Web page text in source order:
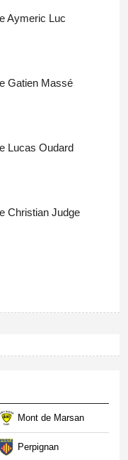
Aymeric Luc
Gatien Massé
Lucas Oudard
Christian Judge
Mont de Marsan
Perpignan